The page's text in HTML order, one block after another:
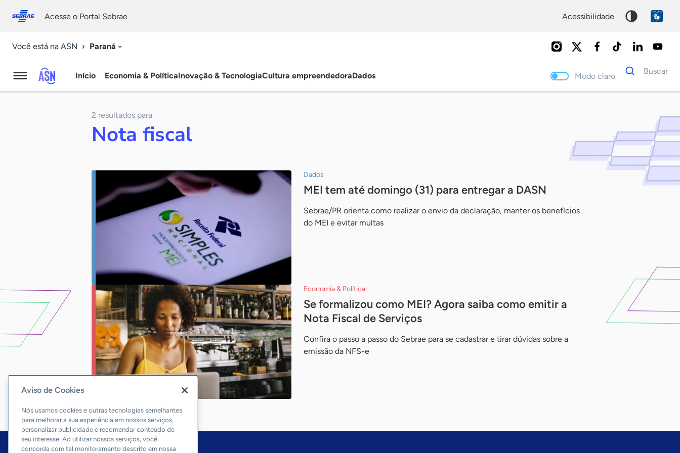
conosco
Acesse o Portal Sebrae acessibilidade
Você está na ASN Paraná
Agência
Notícias
Início Economia & PolíticaInovação & TecnologiaCultura empreendedoraDados Modo claro
Dados
para
Buscar
2 resultados para
Nota fiscal
Dados
MEI tem até domingo (31) para entregar a DASN
Sebrae/PR orienta como realizar o envio da declaração, manter os benefícios
do MEI e evitar multas
Economia & Política
Se formalizou como MEI? Agora saiba como emitir a
Nota Fiscal de Serviços
Confira o passo a passo do Sebrae para se cadastrar e tirar dúvidas sobre a
emissão da NFS-e
Aviso de Cookies
Nós usamos cookies e outras tecnologias semelhantes
para melhorar a sua experiência em nossos serviços,
personalizar publicidade e recomendar conteúdo de
seu interesse. Ao utilizar nossos serviços, você
concorda com tal monitoramento descrito em nossa